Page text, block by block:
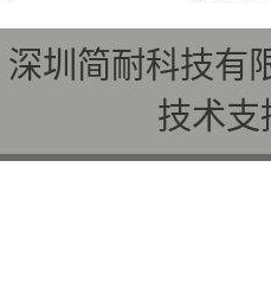
深圳简耐科技有
技术